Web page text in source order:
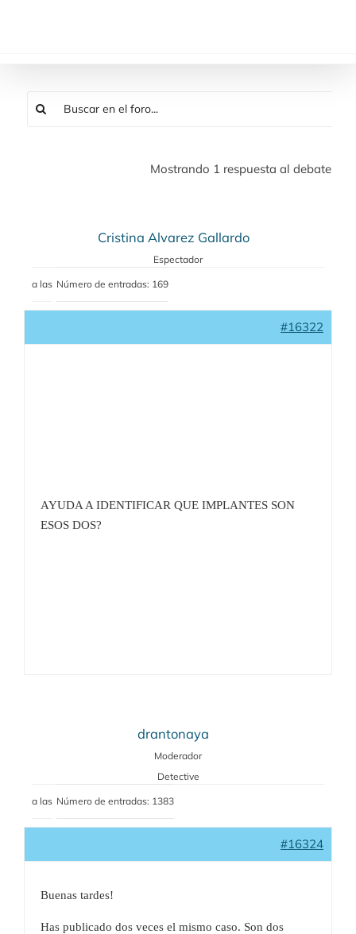
Mostrando 1 respuesta al debate
Cristina Alvarez Gallardo
Espectador
a las Número de entradas: 169
#16322
AYUDA A IDENTIFICAR QUE IMPLANTES SON
ESOS DOS?
drantonaya
Moderador
Detective
a las Número de entradas: 1383
#16324
Buenas tardes!
Has publicado dos veces el mismo caso. Son dos